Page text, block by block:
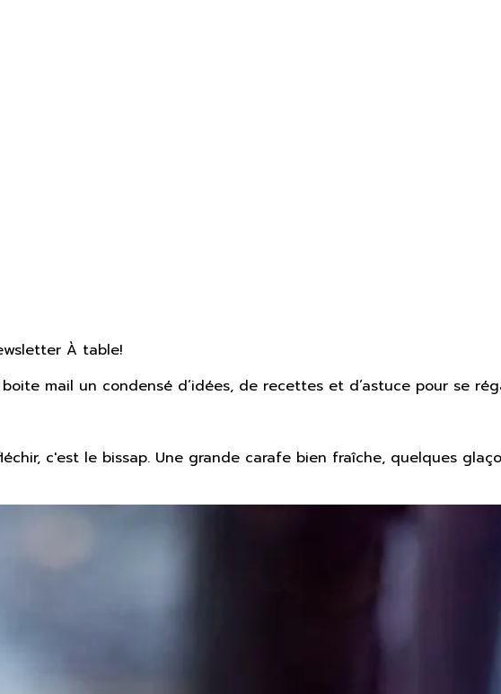
À table!
mail un condensé d’idées, de recettes et d’astuce pour se
c'est le bissap. Une grande carafe bien fraîche, quelques